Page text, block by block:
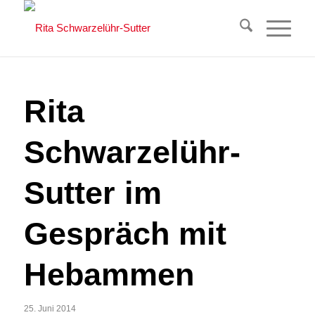
Rita
Schwarzelühr-
Sutter im
Gespräch mit
Hebammen
25. Juni 2014